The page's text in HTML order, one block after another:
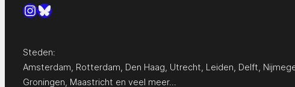
Instagram
Bluesky
Steden:
Amsterdam Rotterdam Den Haag Utrecht Leiden Delft
Groningen Maastricht en veel meer…